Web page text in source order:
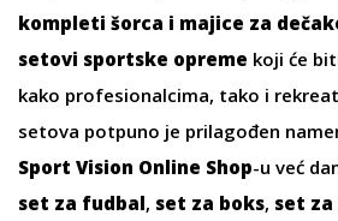
kompleti šorca i majice za
setovi sportske opreme koji će
kako profesionalcima, tako i
setova potpuno je prilagođen
Sport Vision Online Shop-u već
set za fudbal, set za boks, set